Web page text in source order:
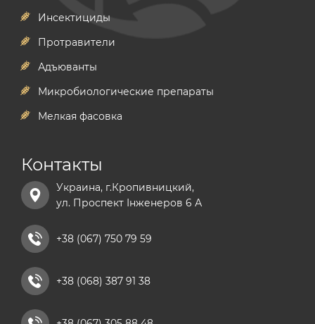
Инсектициды
Протравители
Адъюванты
Микробиологические препараты
Мелкая фасовка
Контакты
Украина, г.Кропивницкий,
ул. Проспект Інженеров 6 А
+38 (067) 750 79 59
+38 (068) 387 91 38